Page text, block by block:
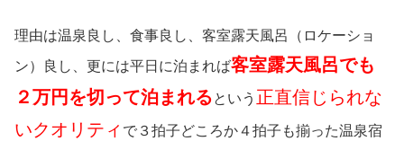
理由は温泉良し、食事良し、客室露天風呂（ロケーショ
ン）良し、更には平日に泊まれば客室露天風呂でも
２万円を切って泊まれるという 正直信じられな
いクオリティ で３拍子どころか４拍子も揃った温泉宿